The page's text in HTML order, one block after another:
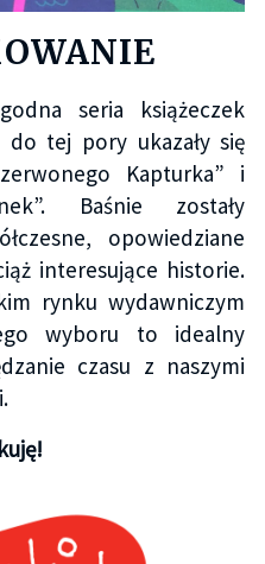
seria książeczek
tej pory ukazały się
Kapturka” i
Baśnie zostały
opowiedziane
interesujące historie.
rynku wydawniczym
wyboru to idealny
czasu z naszymi